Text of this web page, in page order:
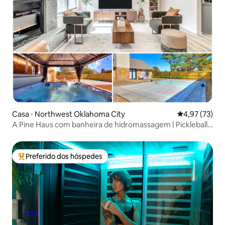
Casa ⋅ Northwest Oklahoma City 4,97 de uma
4,97 (73)
A Pine Haus com banheira de hidromassagem | Pickleball |
Entre os melhores preferidos dos hóspedes
Preferido dos hóspedes